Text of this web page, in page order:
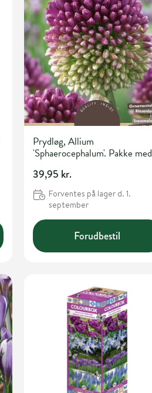
Prydløg, Allium
'Sphaerocephalum'. Pakke med
39,95 kr.
Forventes på lager d. 1.
september
Forudbestil